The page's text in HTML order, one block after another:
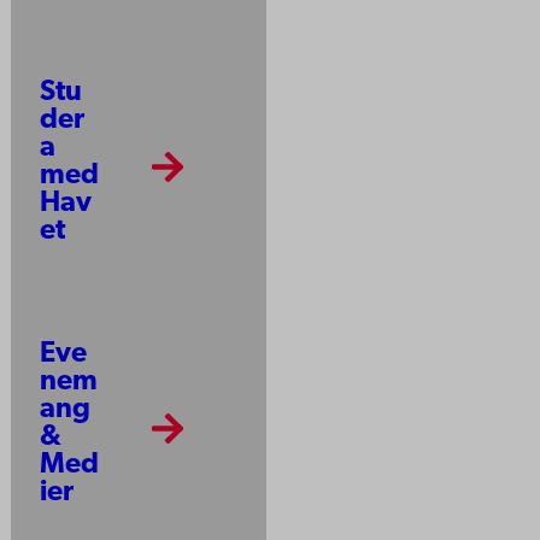
Stu
der
a
med
Hav
et
Eve
nem
ang
&
Med
ier